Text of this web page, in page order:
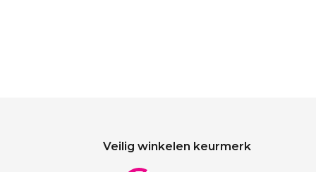
Veilig winkelen keurmerk